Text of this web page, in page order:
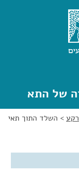
של התא
רקע > השלד התוך תאי